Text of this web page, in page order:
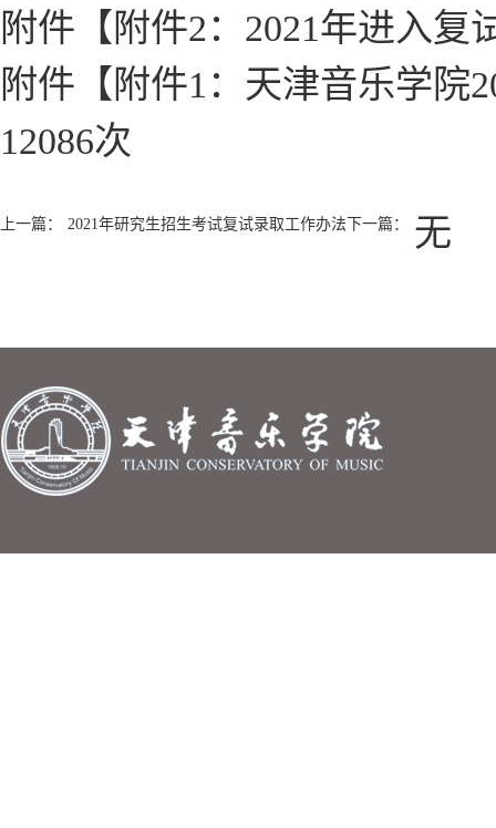
附件【 附件2：2021年进入复
附件【 附件1：天津音乐学院
12086次
上一篇： 2021年研究生招生考试复试录取工作办法 下一篇： 无